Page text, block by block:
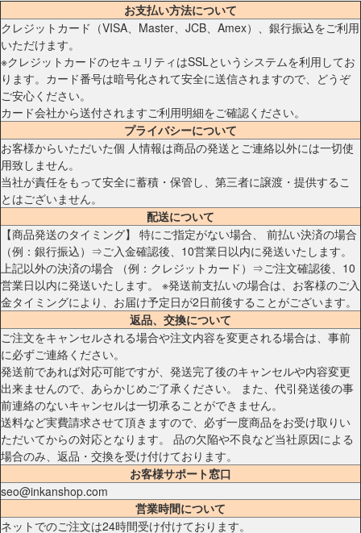
お支払い方法について
クレジットカード（VISA、Master、JCB、Amex）、銀行振込をご利用
いただけます。
※クレジットカードのセキュリティはSSLというシステムを利用してお
ります。カード番号は暗号化されて安全に送信されますので、どうぞ
ご安心ください。
カード会社から送付されますご利用明細をご確認ください。
プライバシーについて
お客様からいただいた個 人情報は商品の発送とご連絡以外には一切使
用致しません。
当社が責任をもって安全に蓄積・保管し、第三者に譲渡・提供するこ
とはございません。
配送について
【商品発送のタイミング】 特にご指定がない場合、 前払い決済の場合
（例：銀行振込）⇒ご入金確認後、10営業日以内に発送いたします。
上記以外の決済の場合 （例：クレジットカード）⇒ご注文確認後、10
営業日以内に発送いたします。 ※発送前支払いの場合は、お客様のご入
金タイミングにより、お届け予定日が2日前後することがございます。
返品、交換について
ご注文をキャンセルされる場合や注文内容を変更される場合は、事前
に必ずご連絡ください。
発送前であれば対応可能ですが、発送完了後のキャンセルや内容変更
出来ませんので、あらかじめご了承ください。 また、代引発送後の事
前連絡のないキャンセルは一切承ることができません。
送料など実費請求させて頂きますので、必ず一度商品をお受け取りい
ただいてからの対応となります。 品の欠陥や不良など当社原因による
場合のみ、返品・交換を受け付けております。
お客様サポート窓口
seo@inkanshop.com
営業時間について
ネットでのご注文は24時間受け付けております。